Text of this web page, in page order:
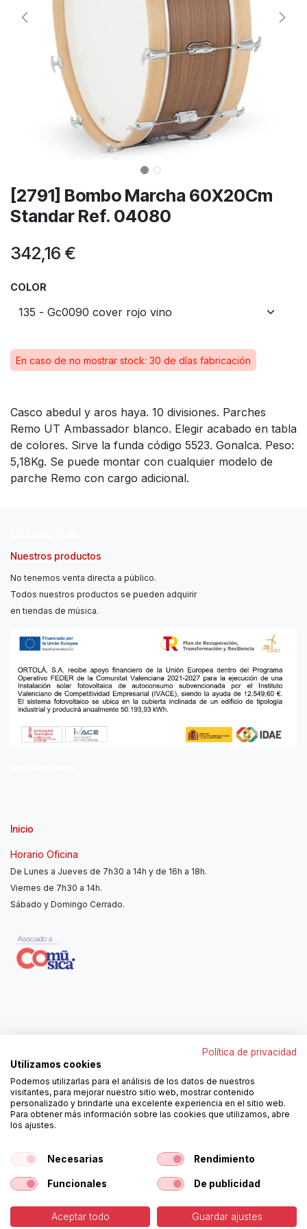
[2791] Bombo Marcha 60X20Cm
Standar Ref. 04080
342,16 €
COLOR
En caso de no mostrar stock: 30 de días fabricación
Casco abedul y aros haya. 10 divisiones. Parches
Remo UT Ambassador blanco. Elegir acabado en tabla
de colores. Sirve la funda código 5523. Gonalca. Peso:
5,18Kg. Se puede montar con cualquier modelo de
parche Remo con cargo adicional.
Nuestros productos
No tenemos venta directa a público.
Todos nuestros productos se pueden adquirir
en tiendas de música.
Inicio
Horario Oficina
De Lunes a Jueves de 7h30 a 14h y de 16h a 18h.
Viernes de 7h30 a 14h.
Sábado y Domingo Cerrado.
962250313
ortola@ortola-sa.es
Av. d'Albaida, s/n
46840 La Pobla del Duc (Valencia)
¡Síguenos!
Política de privacidad
Utilizamos cookies
Podemos utilizarlas para el análisis de los datos de nuestros
visitantes, para mejorar nuestro sitio web, mostrar contenido
personalizado y brindarle una excelente experiencia en el sitio web.
Para obtener más información sobre las cookies que utilizamos, abre
los ajustes.
Necesarias Rendimiento
Funcionales De publicidad
Aceptar todo Guardar ajustes